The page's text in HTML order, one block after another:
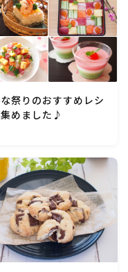
祭りのおすすめレシ
集めました♪